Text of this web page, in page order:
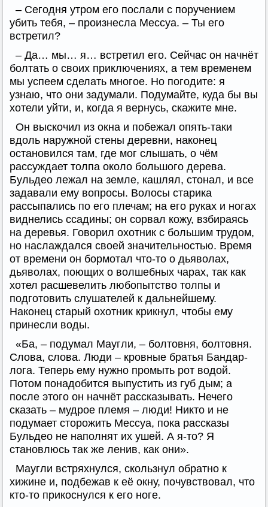
– Сегодня утром его послали с поручением
убить тебя, – произнесла Мессуа. – Ты его
встретил?
– Да… мы… я… встретил его. Сейчас он начнёт
болтать о своих приключениях, а тем временем
мы успеем сделать многое. Но погодите: я
узнаю, что они задумали. Подумайте, куда бы вы
хотели уйти, и, когда я вернусь, скажите мне.
Он выскочил из окна и побежал опять-таки
вдоль наружной стены деревни, наконец
остановился там, где мог слышать, о чём
рассуждает толпа около большого дерева.
Бульдео лежал на земле, кашлял, стонал, и все
задавали ему вопросы. Волосы старика
рассыпались по его плечам; на его руках и ногах
виднелись ссадины; он сорвал кожу, взбираясь
на деревья. Говорил охотник с большим трудом,
но наслаждался своей значительностью. Время
от времени он бормотал что-то о дьяволах,
дьяволах, поющих о волшебных чарах, так как
хотел расшевелить любопытство толпы и
подготовить слушателей к дальнейшему.
Наконец старый охотник крикнул, чтобы ему
принесли воды.
«Ба, – подумал Маугли, – болтовня, болтовня.
Слова, слова. Люди – кровные братья Бандар-
лога. Теперь ему нужно промыть рот водой.
Потом понадобится выпустить из губ дым; а
после этого он начнёт рассказывать. Нечего
сказать – мудрое племя – люди! Никто и не
подумает сторожить Мессуа, пока рассказы
Бульдео не наполнят их ушей. А я-то? Я
становлюсь так же ленив, как они».
Маугли встряхнулся, скользнул обратно к
хижине и, подбежав к её окну, почувствовал, что
кто-то прикоснулся к его ноге.